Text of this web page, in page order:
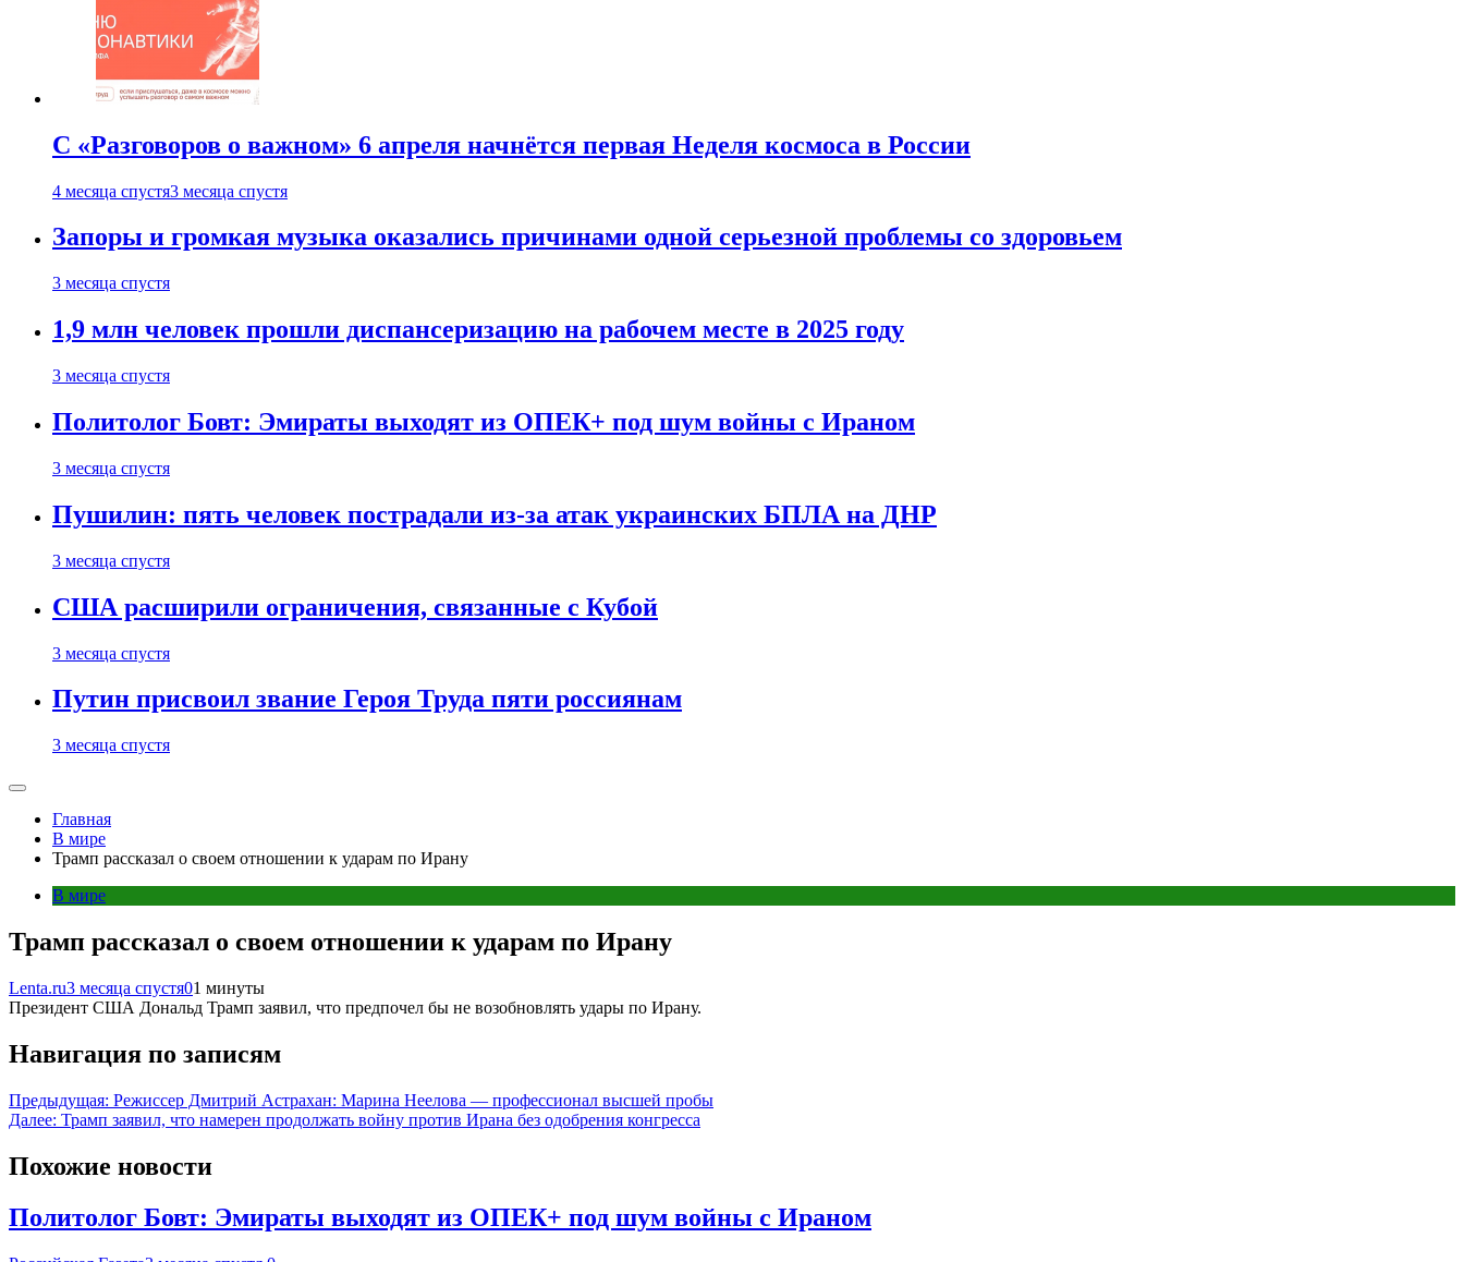
С «Разговоров о важном» 6 апреля начнётся первая Неделя космоса в России
4 месяца спустя3 месяца спустя
Запоры и громкая музыка оказались причинами одной серьезной проблемы со здоровьем
3 месяца спустя
1,9 млн человек прошли диспансеризацию на рабочем месте в 2025 году
3 месяца спустя
Политолог Бовт: Эмираты выходят из ОПЕК+ под шум войны с Ираном
3 месяца спустя
Пушилин: пять человек пострадали из-за атак украинских БПЛА на ДНР
3 месяца спустя
США расширили ограничения, связанные с Кубой
3 месяца спустя
Путин присвоил звание Героя Труда пяти россиянам
3 месяца спустя
Главная
В мире
Трамп рассказал о своем отношении к ударам по Ирану
В мире
Трамп рассказал о своем отношении к ударам по Ирану
Lenta.ru3 месяца спустя01 минуты
Президент США Дональд Трамп заявил, что предпочел бы не возобновлять удары по Ирану.
Навигация по записям
Предыдущая: Режиссер Дмитрий Астрахан: Марина Неелова — профессионал высшей пробы
Далее: Трамп заявил, что намерен продолжать войну против Ирана без одобрения конгресса
Похожие новости
Политолог Бовт: Эмираты выходят из ОПЕК+ под шум войны с Ираном